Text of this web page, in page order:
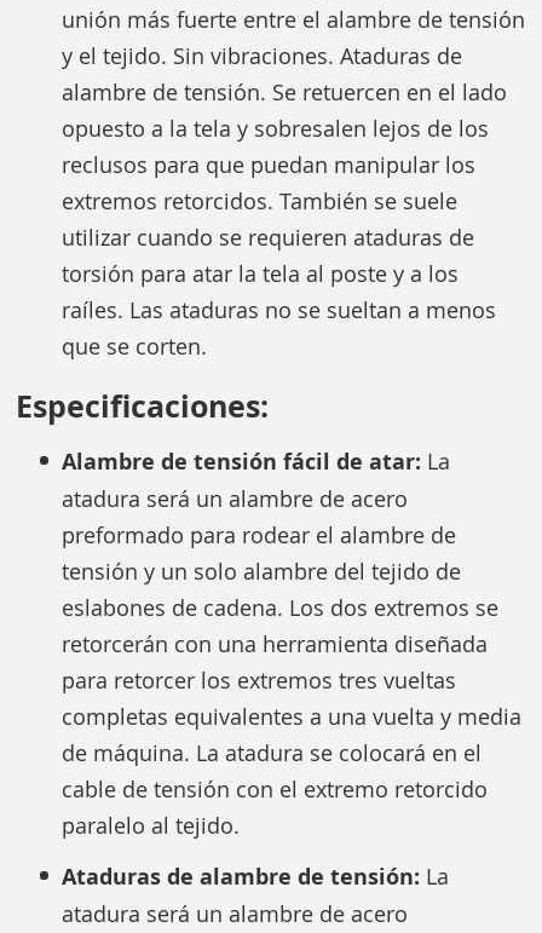
unión más fuerte entre el alambre de tensión
y el tejido. Sin vibraciones. Ataduras de
alambre de tensión. Se retuercen en el lado
opuesto a la tela y sobresalen lejos de los
reclusos para que puedan manipular los
extremos retorcidos. También se suele
utilizar cuando se requieren ataduras de
torsión para atar la tela al poste y a los
raíles. Las ataduras no se sueltan a menos
que se corten.
Especificaciones:
Alambre de tensión fácil de atar: La
atadura será un alambre de acero
preformado para rodear el alambre de
tensión y un solo alambre del tejido de
eslabones de cadena. Los dos extremos se
retorcerán con una herramienta diseñada
para retorcer los extremos tres vueltas
completas equivalentes a una vuelta y media
de máquina. La atadura se colocará en el
cable de tensión con el extremo retorcido
paralelo al tejido.
Ataduras de alambre de tensión: La
atadura será un alambre de acero